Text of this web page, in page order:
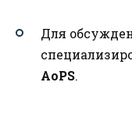
Для
AoPS.